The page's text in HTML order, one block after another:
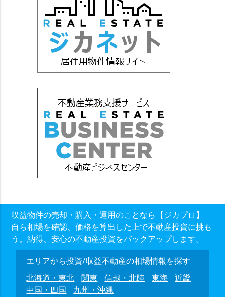
収益物件の売却・購入・運用のことなら【ジカプロ】
自ら相場を確認、価格を算出した上で不動産投資に挑も
う。納得、安心の不動産投資をバックアップします。
エリアから投資/収益不動産の相場情報を探す
北海道・東北
関東 信越・北陸 東海
近畿
中国・四国
九州・沖縄